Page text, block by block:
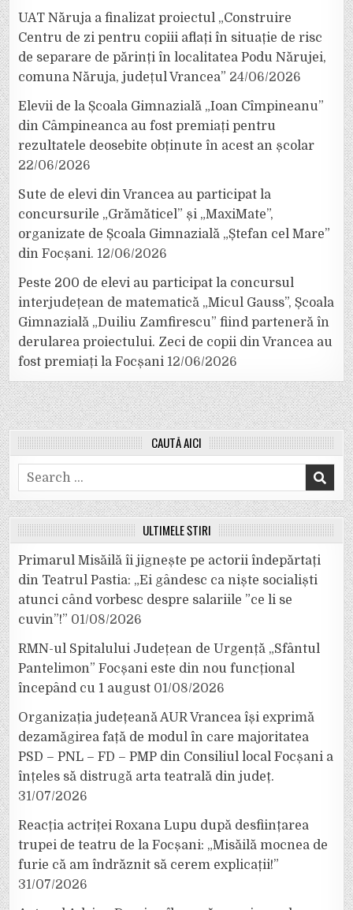
UAT Năruja a finalizat proiectul „Construire
Centru de zi pentru copiii aflați în situație de risc
de separare de părinți în localitatea Podu Nărujei,
comuna Năruja, județul Vrancea” 24/06/2026
Elevii de la Școala Gimnazială „Ioan Cîmpineanu”
din Câmpineanca au fost premiați pentru
rezultatele deosebite obținute în acest an școlar
22/06/2026
Sute de elevi din Vrancea au participat la
concursurile „Grămăticel” și „MaxiMate”,
organizate de Școala Gimnazială „Ștefan cel Mare”
din Focșani. 12/06/2026
Peste 200 de elevi au participat la concursul
interjudețean de matematică „Micul Gauss”, Școala
Gimnazială „Duiliu Zamfirescu” fiind parteneră în
derularea proiectului. Zeci de copii din Vrancea au
fost premiați la Focșani 12/06/2026
CAUTĂ AICI
Search
for:
ULTIMELE ȘTIRI
Primarul Misăilă îi jignește pe actorii îndepărtați
din Teatrul Pastia: „Ei gândesc ca niște socialiști
atunci când vorbesc despre salariile ”ce li se
cuvin”!” 01/08/2026
RMN-ul Spitalului Județean de Urgență „Sfântul
Pantelimon” Focșani este din nou funcțional
începând cu 1 august 01/08/2026
Organizația județeană AUR Vrancea își exprimă
dezamăgirea față de modul în care majoritatea
PSD – PNL – FD – PMP din Consiliul local Focșani a
înțeles să distrugă arta teatrală din județ.
31/07/2026
Reacția actriței Roxana Lupu după desființarea
trupei de teatru de la Focșani: „Misăilă mocnea de
furie că am îndrăznit să cerem explicații!”
31/07/2026